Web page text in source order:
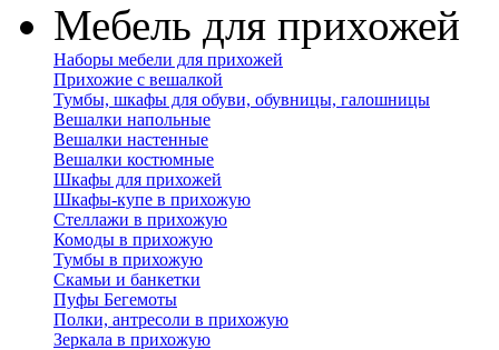
Мебель для прихожей
Наборы мебели для прихожей
Прихожие с вешалкой
Тумбы, шкафы для обуви, обувницы, галошницы
Вешалки напольные
Вешалки настенные
Вешалки костюмные
Шкафы для прихожей
Шкафы-купе в прихожую
Стеллажи в прихожую
Комоды в прихожую
Тумбы в прихожую
Скамьи и банкетки
Пуфы Бегемоты
Полки, антресоли в прихожую
Зеркала в прихожую